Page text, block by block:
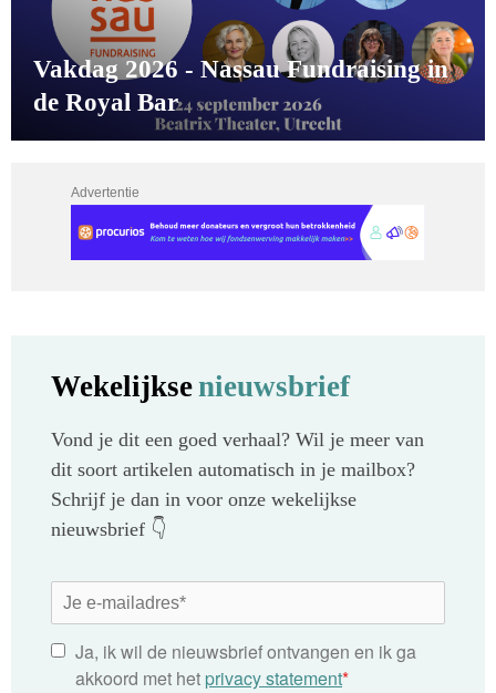
Vakdag 2026 - Nassau Fundraising in
de Royal Bar
Advertentie
Wekelijksenieuwsbrief
Vond je dit een goed verhaal? Wil je meer van
dit soort artikelen automatisch in je mailbox?
Schrijf je dan in voor onze wekelijkse
nieuwsbrief 👇
Ja, ik wil de nieuwsbrief ontvangen en ik ga
akkoord met het privacy statement*